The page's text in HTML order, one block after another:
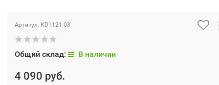
Артикул: KD1121-03
Общий склад: В наличии
4 090 руб.